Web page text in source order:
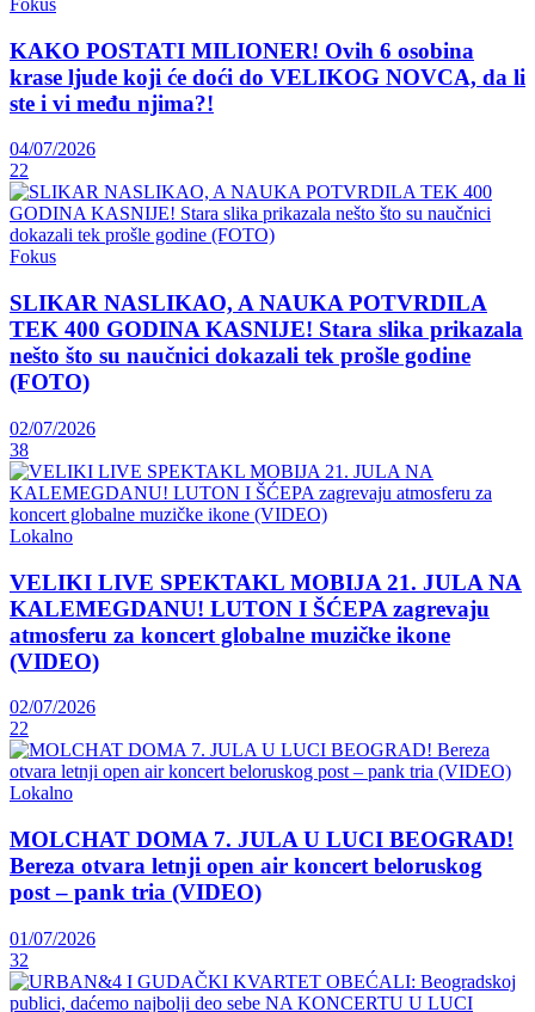
Fokus
KAKO POSTATI MILIONER! Ovih 6 osobina
krase ljude koji će doći do VELIKOG NOVCA, da li
ste i vi među njima?!
04/07/2026
22
Fokus
SLIKAR NASLIKAO, A NAUKA POTVRDILA
TEK 400 GODINA KASNIJE! Stara slika prikazala
nešto što su naučnici dokazali tek prošle godine
(FOTO)
02/07/2026
38
Lokalno
VELIKI LIVE SPEKTAKL MOBIJA 21. JULA NA
KALEMEGDANU! LUTON I ŠĆEPA zagrevaju
atmosferu za koncert globalne muzičke ikone
(VIDEO)
02/07/2026
22
Lokalno
MOLCHAT DOMA 7. JULA U LUCI BEOGRAD!
Bereza otvara letnji open air koncert beloruskog
post – pank tria (VIDEO)
01/07/2026
32